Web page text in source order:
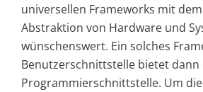
universellen Frameworks mit
Abstraktion von Hardware und
wünschenswert. Ein solches
Benutzerschnittstelle bietet
Programmierschnittstelle. Um